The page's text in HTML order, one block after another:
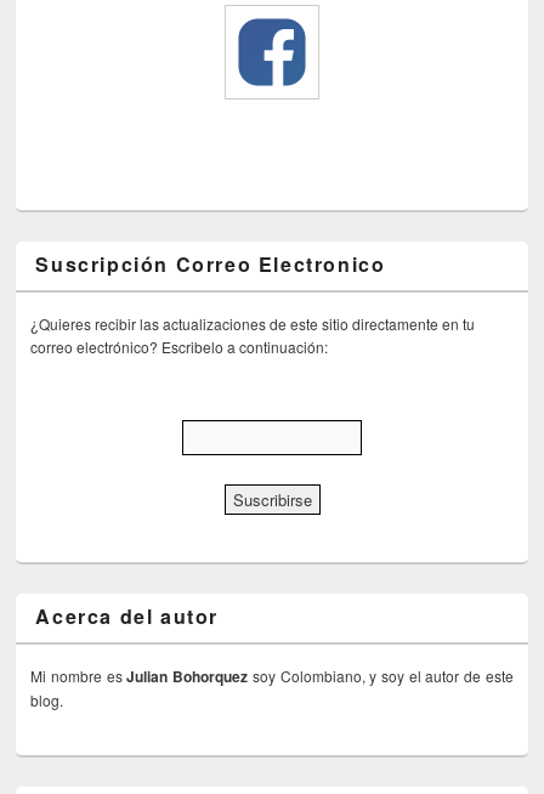
Suscripción Correo Electronico
¿Quieres recibir las actualizaciones de este sitio directamente en tu
correo electrónico? Escribelo a continuación:
Acerca del autor
Mi nombre esJulian Bohorquez soy Colombiano, y soy el autor de este
blog.